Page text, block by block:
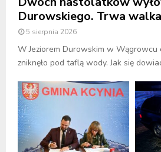
Durowskiego. Trwa
5 sierpnia 2026
W Jeziorem Durowskim w Wągrowcu
zniknęło pod taflą wody. Jak się